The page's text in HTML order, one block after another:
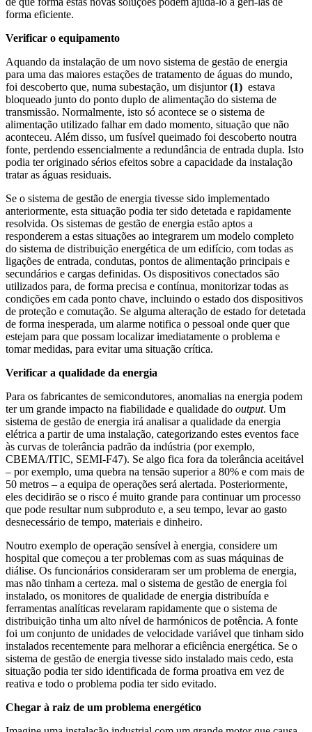
forma eficiente.
Verificar o equipamento
Aquando da instalação de um novo sistema de gestão de energia
para uma das maiores estações de tratamento de águas do mundo,
foi descoberto que, numa subestação, um disjuntor(1) estava
bloqueado junto do ponto duplo de alimentação do sistema de
transmissão. Normalmente, isto só acontece se o sistema de
alimentação utilizado falhar em dado momento, situação que não
aconteceu. Além disso, um fusível queimado foi descoberto noutra
fonte, perdendo essencialmente a redundância de entrada dupla. Isto
podia ter originado sérios efeitos sobre a capacidade da instalação
tratar as águas residuais.
Se o sistema de gestão de energia tivesse sido implementado
anteriormente, esta situação podia ter sido detetada e rapidamente
resolvida. Os sistemas de gestão de energia estão aptos a
responderem a estas situações ao integrarem um modelo completo
do sistema de distribuição energética de um edifício, com todas as
ligações de entrada, condutas, pontos de alimentação principais e
secundários e cargas definidas. Os dispositivos conectados são
utilizados para, de forma precisa e contínua, monitorizar todas as
condições em cada ponto chave, incluindo o estado dos dispositivos
de proteção e comutação. Se alguma alteração de estado for detetada
de forma inesperada, um alarme notifica o pessoal onde quer que
estejam para que possam localizar imediatamente o problema e
tomar medidas, para evitar uma situação crítica.
Verificar a qualidade da energia
Para os fabricantes de semicondutores, anomalias na energia podem
ter um grande impacto na fiabilidade e qualidade do output. Um
sistema de gestão de energia irá analisar a qualidade da energia
elétrica a partir de uma instalação, categorizando estes eventos face
às curvas de tolerância padrão da indústria (por exemplo,
CBEMA/ITIC, SEMI-F47). Se algo fica fora da tolerância aceitável
– por exemplo, uma quebra na tensão superior a 80% e com mais de
50 metros – a equipa de operações será alertada. Posteriormente,
eles decidirão se o risco é muito grande para continuar um processo
que pode resultar num subproduto e, a seu tempo, levar ao gasto
desnecessário de tempo, materiais e dinheiro.
Noutro exemplo de operação sensível à energia, considere um
hospital que começou a ter problemas com as suas máquinas de
diálise. Os funcionários consideraram ser um problema de energia,
mas não tinham a certeza. mal o sistema de gestão de energia foi
instalado, os monitores de qualidade de energia distribuída e
ferramentas analíticas revelaram rapidamente que o sistema de
distribuição tinha um alto nível de harmónicos de potência. A fonte
foi um conjunto de unidades de velocidade variável que tinham sido
instalados recentemente para melhorar a eficiência energética. Se o
sistema de gestão de energia tivesse sido instalado mais cedo, esta
situação podia ter sido identificada de forma proativa em vez de
reativa e todo o problema podia ter sido evitado.
Chegar à raiz de um problema energético